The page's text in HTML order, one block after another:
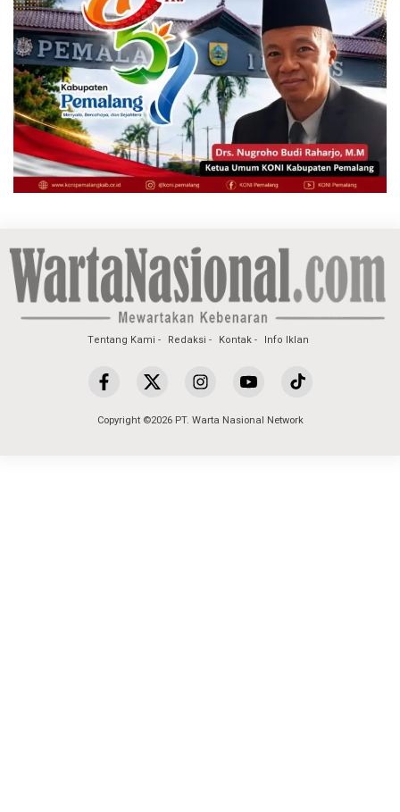
Tentang Kami Redaksi Kontak Info Iklan
Copyright ©2026 PT. Warta Nasional Network